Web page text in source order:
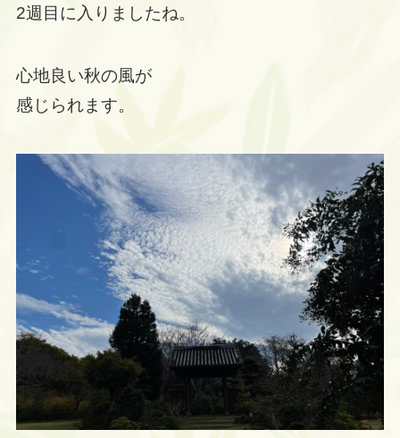
2週目に入りましたね。
心地良い秋の風が
感じられます。